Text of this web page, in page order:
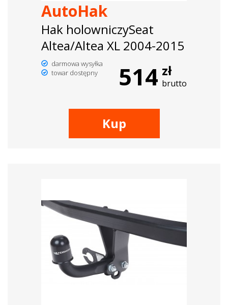
AutoHak
Hak holowniczySeat
Altea/Altea XL 2004-2015
darmowa wysyłka
towar dostępny
514 zł
brutto
Kup